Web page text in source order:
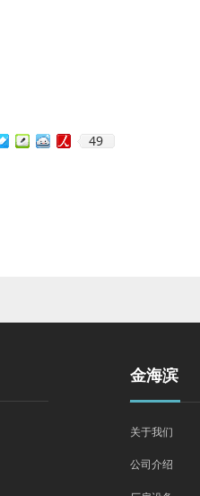
49
关于我们
公司介绍
金海滨